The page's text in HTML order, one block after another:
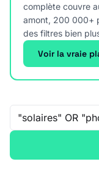
complète couvre
amont, 200 000+
des filtres bien
Voir la vraie
Recherche libre